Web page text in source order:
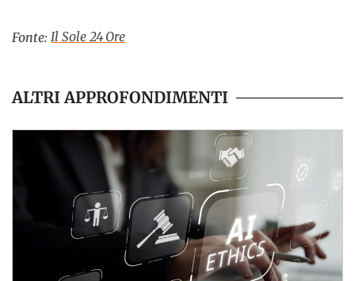
Fonte: Il Sole 24 Ore
ALTRI APPROFONDIMENTI